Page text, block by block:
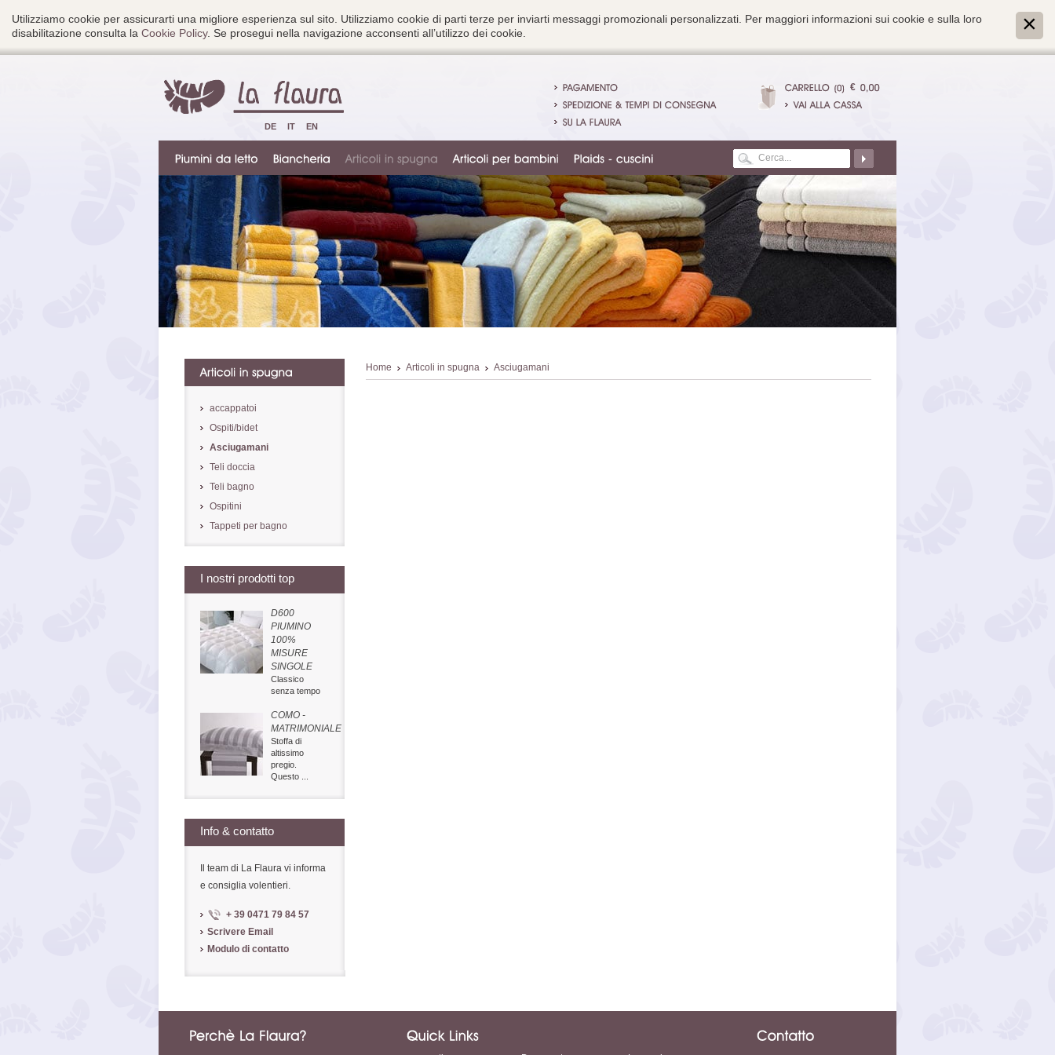
Utilizziamo cookie per assicurarti una migliore esperienza sul sito. Utilizziamo cookie di parti terze per inviarti messaggi promozionali personalizzati. Per maggiori informazioni sui cookie e sulla loro
disabilitazione consulta la Cookie Policy. Se prosegui nella navigazione acconsenti all’utilizzo dei cookie.
Home Articoli in spugna Asciugamani
accappatoi
Ospiti/bidet
Asciugamani
Teli doccia
Teli bagno
Ospitini
Tappeti per bagno
I nostri prodotti top
D600
PIUMINO
100%
MISURE
SINGOLE
Classico
senza tempo
COMO -
MATRIMONIALE
Stoffa di
altissimo
pregio.
Questo ...
Info & contatto
Il team di La Flaura vi informa
e consiglia volentieri.
+ 39 0471 79 84 57
Scrivere Email
Modulo di contatto
DE IT EN
€